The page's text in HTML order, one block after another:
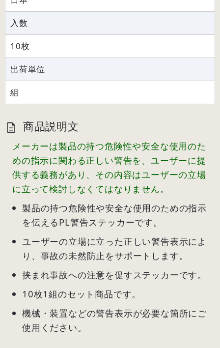
入数
10枚
出荷単位
組
商品説明文
メーカーは製品の持つ危険性や安全な使用のた
めの指示に関わる正しい警告を、ユーザーに提
供する義務があり、その内容はユーザーの立場
に立って検討しなくてはなりません。
製品の持つ危険性や安全な使用のための指示
を伝えるPL警告ステッカーです。
ユーザーの立場に立った正しい警告表示によ
り、事故の未然防止をサポートします。
挟まれ事故への注意を促すステッカーです。
10枚1組のセット商品です。
機械・装置などの警告表示が必要な箇所にご
使用ください。